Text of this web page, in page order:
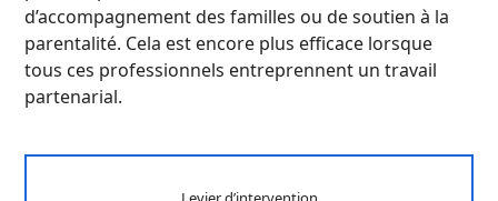
d’accompagnement des familles ou de soutien à la
parentalité. Cela est encore plus efficace lorsque
tous ces professionnels entreprennent un travail
partenarial.